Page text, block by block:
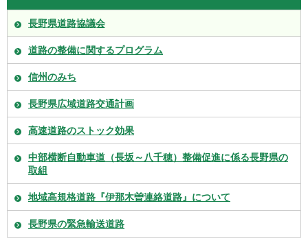
長野県道路協議会
道路の整備に関するプログラム
信州のみち
長野県広域道路交通計画
高速道路のストック効果
中部横断自動車道（長坂～八千穂）整備促進に係る長野県の
取組
地域高規格道路『伊那木曽連絡道路』について
長野県の緊急輸送道路